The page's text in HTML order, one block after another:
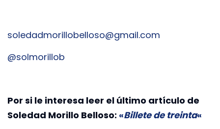
soledadmorillobelloso@gmail.com
@solmorillob
Por si le interesa leer el último artículo de
Soledad Morillo Belloso: «Billete de treinta«